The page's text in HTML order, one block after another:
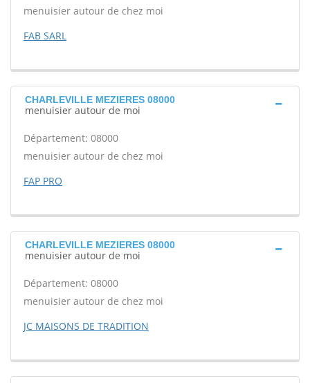
menuisier autour de chez moi
FAB SARL
CHARLEVILLE MEZIERES 08000
menuisier autour de moi
Département: 08000
menuisier autour de chez moi
FAP PRO
CHARLEVILLE MEZIERES 08000
menuisier autour de moi
Département: 08000
menuisier autour de chez moi
JC MAISONS DE TRADITION